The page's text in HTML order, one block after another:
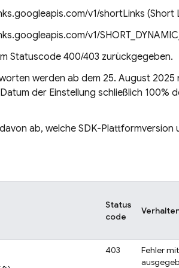
v1/shortLinks (Short
v1/
Statuscode 400/403 zurückgegeben.
werden ab dem 25. August 2025
der Einstellung schließlich 100%
ab, welche SDK-
Status
code
403
Fehler